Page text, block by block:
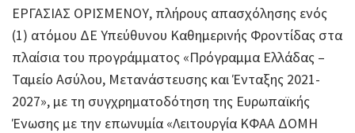
ΕΡΓΑΣΙΑΣ ΟΡΙΣΜΕΝΟΥ, πλήρους απασχόλησης ενός
(1) ατόμου ΔΕ Υπεύθυνου Καθημερινής Φροντίδας στα
πλαίσια του προγράμματος «Πρόγραμμα Ελλάδας –
Ταμείο Ασύλου, Μετανάστευσης και Ένταξης 2021-
2027», με τη συγχρηματοδότηση της Ευρωπαϊκής
Ένωσης με την επωνυμία «Λειτουργία ΚΦΑΑ ΔΟΜΗ